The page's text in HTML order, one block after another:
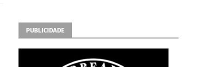
PUBLICIDADE